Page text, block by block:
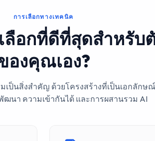
การเลือกทางเทคนิค
ลือกที่ดีที่สุดสำหรับ
องคุณเอง?
เป็นสิ่งสำคัญ ด้วยโครงสร้างที่เป็นเอกลัก
นา ความเข้ากันได้ และการผสานรวม AI